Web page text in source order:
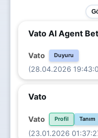
Vato AI Agent
Vato Duyuru
(28.04.2026
Vato
Vato Profil Tanım
(23.01.2026